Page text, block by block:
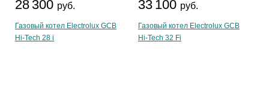
28 300 руб.
Газовый котел Electrolux GCB
Hi-Tech 28 i
33 100 руб.
Газовый котел Electrolux GCB
Hi-Tech 32 Fi